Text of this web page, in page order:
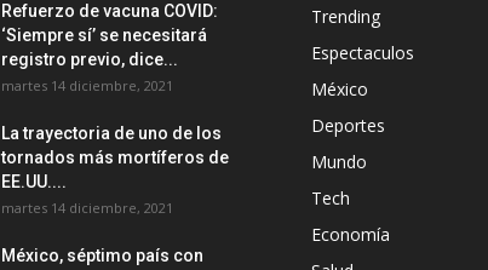
Refuerzo de vacuna COVID:
‘Siempre sí’ se necesitará
registro previo, dice...
martes 14 diciembre, 2021
La trayectoria de uno de los
tornados más mortíferos de
EE.UU....
martes 14 diciembre, 2021
México, séptimo país con
Trending
Espectaculos
México
Deportes
Mundo
Tech
Economía